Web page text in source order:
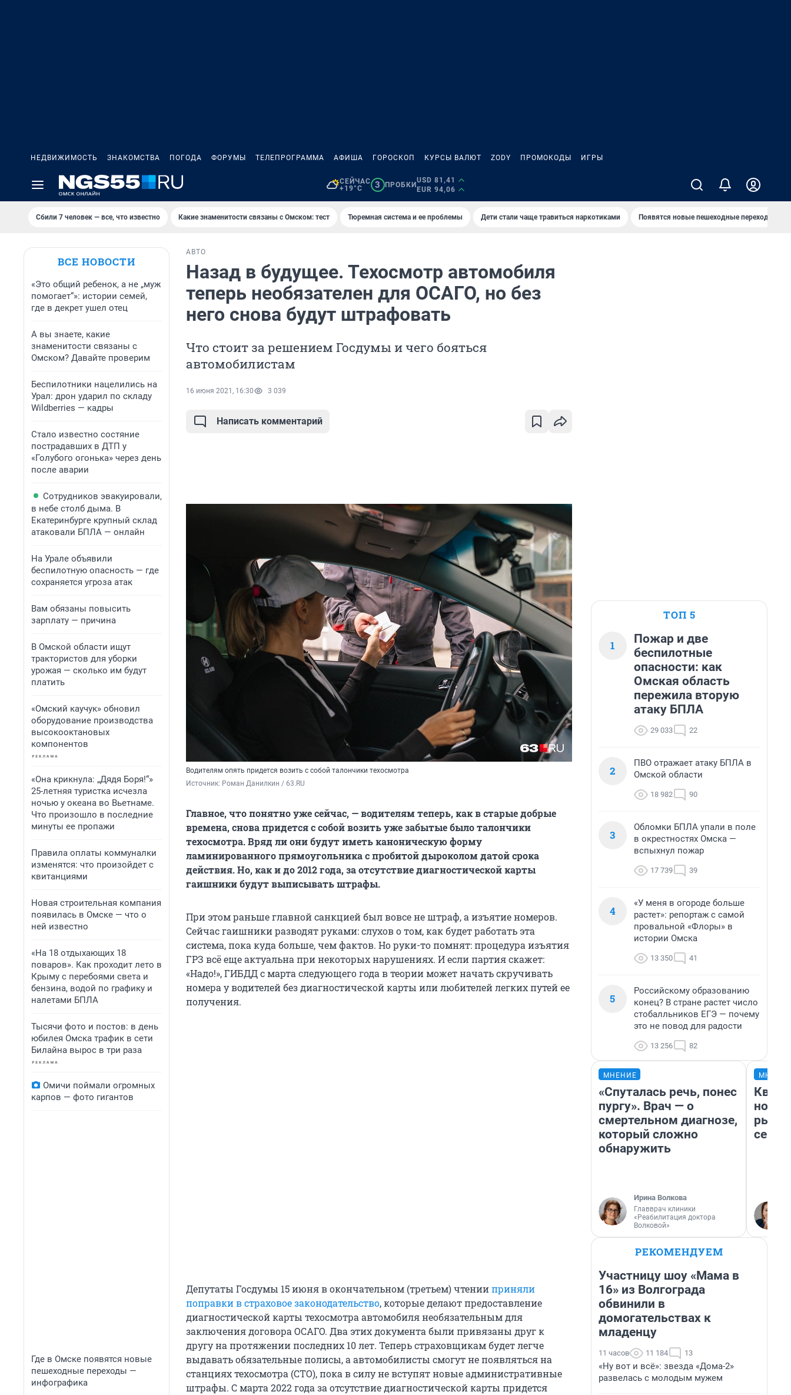
НЕДВИЖИМОСТЬ ЗНАКОМСТВА ПОГОДА ФОРУМЫ ТЕЛЕПРОГРАММА АФИША ГОРОСКОП КУРСЫ ВАЛЮТ ZODY ПРОМОКОДЫ ИГРЫ
СЕЙЧАС
+19°C
3 ПРОБКИ
USD 81,41
EUR 94,06
Сбили 7 человек — все, что известно Какие знаменитости связаны с Омском: тест Тюремная система и ее проблемы Дети стали чаще травиться наркотиками Появятся новые пешеходные переходы
ВСЕ НОВОСТИ
«Это общий ребенок, а не „муж
помогает“»: истории семей,
где в декрет ушел отец
А вы знаете, какие
знаменитости связаны с
Омском? Давайте проверим
Беспилотники нацелились на
Урал: дрон ударил по складу
Wildberries — кадры
Стало известно состяние
пострадавших в ДТП у
«Голубого огонька» через день
после аварии
Сотрудников эвакуировали,
в небе столб дыма. В
Екатеринбурге крупный склад
атаковали БПЛА — онлайн
На Урале объявили
беспилотную опасность — где
сохраняется угроза атак
Вам обязаны повысить
зарплату — причина
В Омской области ищут
трактористов для уборки
урожая — сколько им будут
платить
«Омский каучук» обновил
оборудование производства
высокооктановых
компонентов
«Она крикнула: „Дядя Боря!“»
25-летняя туристка исчезла
ночью у океана во Вьетнаме.
Что произошло в последние
минуты ее пропажи
Правила оплаты коммуналки
изменятся: что произойдет с
квитанциями
Новая строительная компания
появилась в Омске — что о
ней известно
«На 18 отдыхающих 18
поваров». Как проходит лето в
Крыму с перебоями света и
бензина, водой по графику и
налетами БПЛА
Тысячи фото и постов: в день
юбилея Омска трафик в сети
Билайна вырос в три раза
Омичи поймали огромных
карпов — фото гигантов
Где в Омске появятся новые
пешеходные переходы —
инфографика
АВТО
Назад в будущее. Техосмотр автомобиля
теперь необязателен для ОСАГО, но без
него снова будут штрафовать
Что стоит за решением Госдумы и чего бояться
автомобилистам
16 июня 2021, 16:30 3 039
Написать комментарий
Водителям опять придется возить с собой талончики техосмотра
Источник: Роман Данилкин / 63.RU
Главное, что понятно уже сейчас, — водителям теперь, как в старые добрые
времена, снова придется с собой возить уже забытые было талончики
техосмотра. Вряд ли они будут иметь каноническую форму
ламинированного прямоугольника с пробитой дыроколом датой срока
действия. Но, как и до 2012 года, за отсутствие диагностической карты
гаишники будут выписывать штрафы.
При этом раньше главной санкцией был вовсе не штраф, а изъятие номеров.
Сейчас гаишники разводят руками: слухов о том, как будет работать эта
система, пока куда больше, чем фактов. Но руки-то помнят: процедура изъятия
ГРЗ всё еще актуальна при некоторых нарушениях. И если партия скажет:
«Надо!», ГИБДД с марта следующего года в теории может начать скручивать
номера у водителей без диагностической карты или любителей легких путей ее
получения.
Депутаты Госдумы 15 июня в окончательном (третьем) чтенииприняли
поправки в страховое законодательство, которые делают предоставление
диагностической карты техосмотра автомобиля необязательным для
заключения договора ОСАГО. Два этих документа были привязаны друг к
другу на протяжении последних 10 лет. Теперь страховщикам будет легче
выдавать обязательные полисы, а автомобилисты смогут не появляться на
станциях техосмотра (СТО), пока в силу не вступят новые административные
штрафы. С марта 2022 года за отсутствие диагностической карты придется
ТОП 5
1
Пожар и две
беспилотные
опасности: как
Омская область
пережила вторую
атаку БПЛА
29 033 22
2
ПВО отражает атаку БПЛА в
Омской области
18 982 90
3
Обломки БПЛА упали в поле
в окрестностях Омска —
вспыхнул пожар
17 739 39
4
«У меня в огороде больше
растет»: репортаж с самой
провальной «Флоры» в
истории Омска
13 350 41
5
Российскому образованию
конец? В стране растет число
стобалльников ЕГЭ — почему
это не повод для радости
13 256 82
МНЕНИЕ
«Спуталась речь, понес
пургу». Врач — о
смертельном диагнозе,
который сложно
обнаружить
Ирина Волкова
Главврач клиники
«Реабилитация доктора
Волковой»
но
РЕКОМЕНДУЕМ
Участницу шоу «Мама в
16» из Волгограда
обвинили в
домогательствах к
младенцу
11 часов 11 184 13
«Ну вот и всё»: звезда «Дома-2»
развелась с молодым мужем